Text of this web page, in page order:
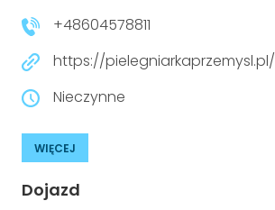
+48604578811
https://pielegniarkaprzemysl.pl/
Nieczynne
WIĘCEJ
Dojazd